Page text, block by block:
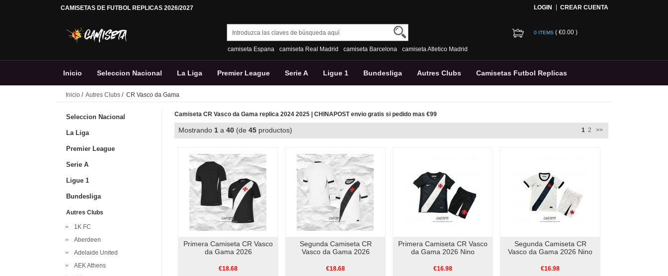
CAMISETAS DE FUTBOL REPLICAS 2026/2027 LOGIN CREAR CUENTA
camiseta Espana camiseta Real Madrid camiseta Barcelona camiseta Atletico Madrid
0 ITEMS ( €0.00 )
Inicio Seleccion Nacional La Liga Premier League Serie A Ligue 1 Bundesliga Autres Clubs Camisetas Futbol Replicas
Inicio / Autres Clubs / CR Vasco da Gama
Seleccion Nacional
La Liga
Premier League
Serie A
Ligue 1
Bundesliga
Autres Clubs
1K FC
Aberdeen
Adelaide United
AEK Athens
Camiseta CR Vasco da Gama replica 2024 2025 | CHINAPOST envio gratis si pedido mas €99
Mostrando 1 a 40 (de 45 productos) 1 2 >>
Primera Camiseta CR Vasco
da Gama 2026
€18.68
Segunda Camiseta CR
Vasco da Gama 2026
€18.68
Primera Camiseta CR Vasco
da Gama 2026 Nino
€16.98
Segunda Camiseta CR
Vasco da Gama 2026 Nino
€16.98